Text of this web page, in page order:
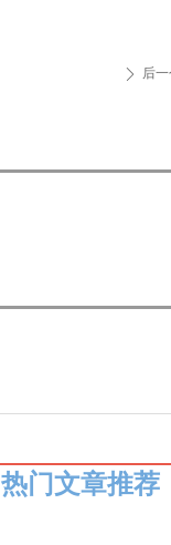
热门文章推荐
ꄲ 后一